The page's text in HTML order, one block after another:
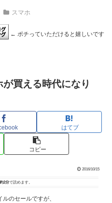
スマホ
← ポチっていただけると嬉しいです
買える時代になり
はてブ
コピー
2016/10/15
約2分で読めます。
のセールですが、